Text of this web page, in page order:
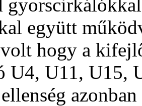
együtt
hogy a
U4, U11, U15,